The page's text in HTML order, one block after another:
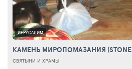
ИЕРУСАЛИМ
КАМЕНЬ МИРОПОМАЗАНИЯ (STONE
СВЯТЫНИ И ХРАМЫ